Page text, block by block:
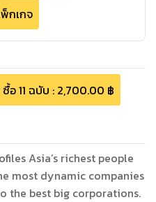
กเกจ
ซื้อ11 ฉบับ : 2,700.00 ฿
Asia’s richest people
most dynamic companies
the best big corporations.